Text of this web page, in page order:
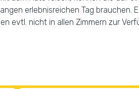
erlebnisreichen Tag
evtl. nicht in allen Zimmern zur